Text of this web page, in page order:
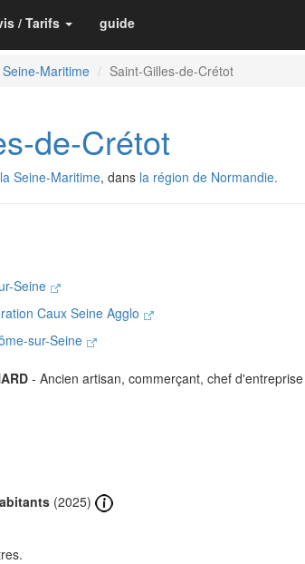
/ Tarifs guide
Maritime Saint-Gilles-de-Crétot
de-Crétot
Seine-Maritime, dans la région de Normandie.
Seine
Caux Seine Agglo
sur-Seine
- Ancien artisan, commerçant, chef d'entreprise
(2025)